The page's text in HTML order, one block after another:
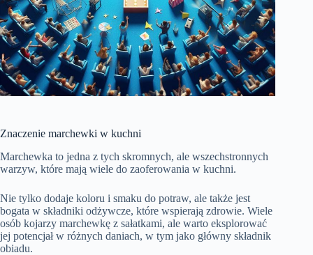
Znaczenie marchewki w kuchni
Marchewka to jedna z tych skromnych, ale wszechstronnych
warzyw, które mają wiele do zaoferowania w kuchni.
Nie tylko dodaje koloru i smaku do potraw, ale także jest
bogata w składniki odżywcze, które wspierają zdrowie. Wiele
osób kojarzy marchewkę z sałatkami, ale warto eksplorować
jej potencjał w różnych daniach, w tym jako główny składnik
obiadu.